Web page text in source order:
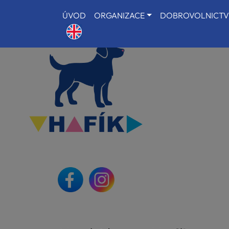
ÚVOD ORGANIZACE